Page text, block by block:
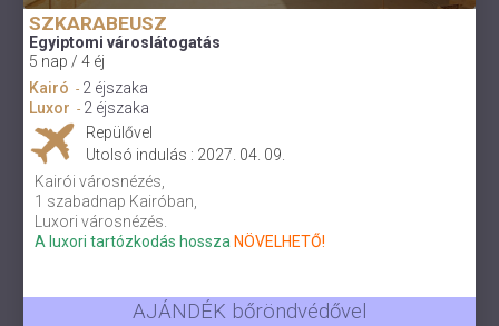
SZKARABEUSZ
Egyiptomi városlátogatás
5 nap / 4 éj
Kairó - 2 éjszaka
Luxor - 2 éjszaka
Repülővel
Utolsó indulás : 2027. 04. 09.
Kairói városnézés,
1 szabadnap Kairóban,
Luxori városnézés.
A luxori tartózkodás hossza NÖVELHETŐ!
AJÁNDÉK bőröndvédővel